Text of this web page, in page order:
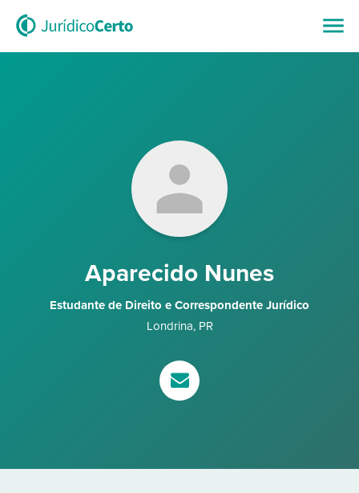
Aparecido Nunes
Estudante de Direito e Correspondente Jurídico
Londrina, PR